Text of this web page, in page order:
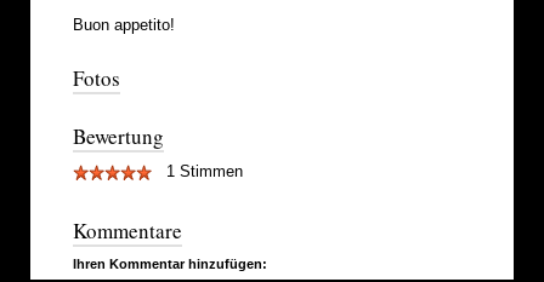
Buon appetito!
Fotos
Bewertung
1 Stimmen
Kommentare
Ihren Kommentar hinzufügen: